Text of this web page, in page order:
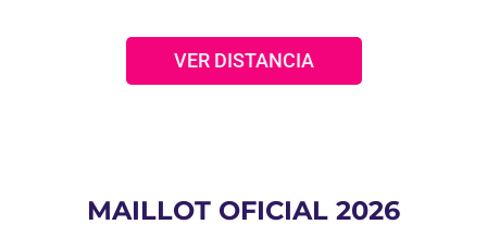
VER DISTANCIA
MAILLOT OFICIAL 2026